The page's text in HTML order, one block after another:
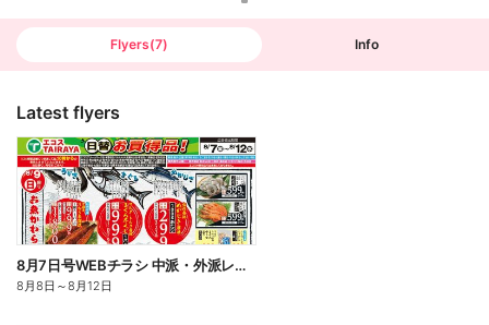
Flyers(7) Info
Latest flyers
8月7日号WEBチラシ 中派・外派レジャらん・お魚かわら版・お盆準備:うら
8月8日 ～8月12日